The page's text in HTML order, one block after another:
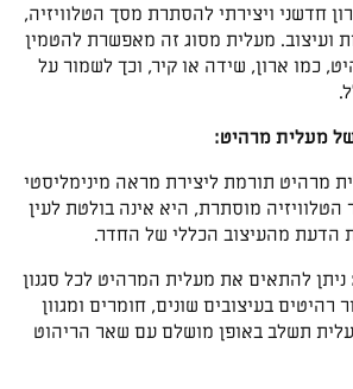
חדשני ויצירתי להסתרת מסך הטלוויזיה,
ועיצוב. מעלית מסוג זה מאפשרת להטמין
כמו ארון, שידה או קיר, וכך לשמור על
של מעלית מרהיט:
מרהיט תורמת ליצירת מראה מינימליסטי
הטלוויזיה מוסתרת, היא אינה בולטת לעין
הדעת מהעיצוב הכללי של החדר.
ניתן להתאים את מעלית המרהיט לכל סגנון
רהיטים בעיצובים שונים, חומרים ומגוון
תשלב באופן מושלם עם שאר הריהוט